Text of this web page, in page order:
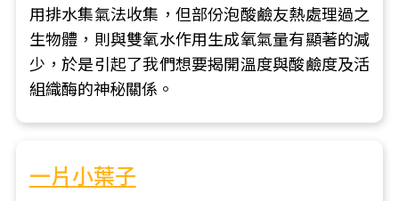
用排水集氣法收集，但部份泡酸鹼友熱處理過之
生物體，則與雙氧水作用生成氧氣量有顯著的減
少，於是引起了我們想要揭開溫度與酸鹼度及活
組織酶的神秘關係。
一片小葉子